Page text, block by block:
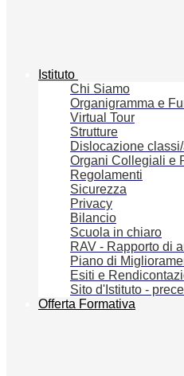
Istituto
Chi Siamo
Organigramma e
Virtual Tour
Strutture
Dislocazione
Organi Collegiali e
Regolamenti
Sicurezza
Privacy
Bilancio
Scuola in chiaro
RAV - Rapporto di
Piano di
Esiti e
Sito d'Istituto -
Offerta Formativa